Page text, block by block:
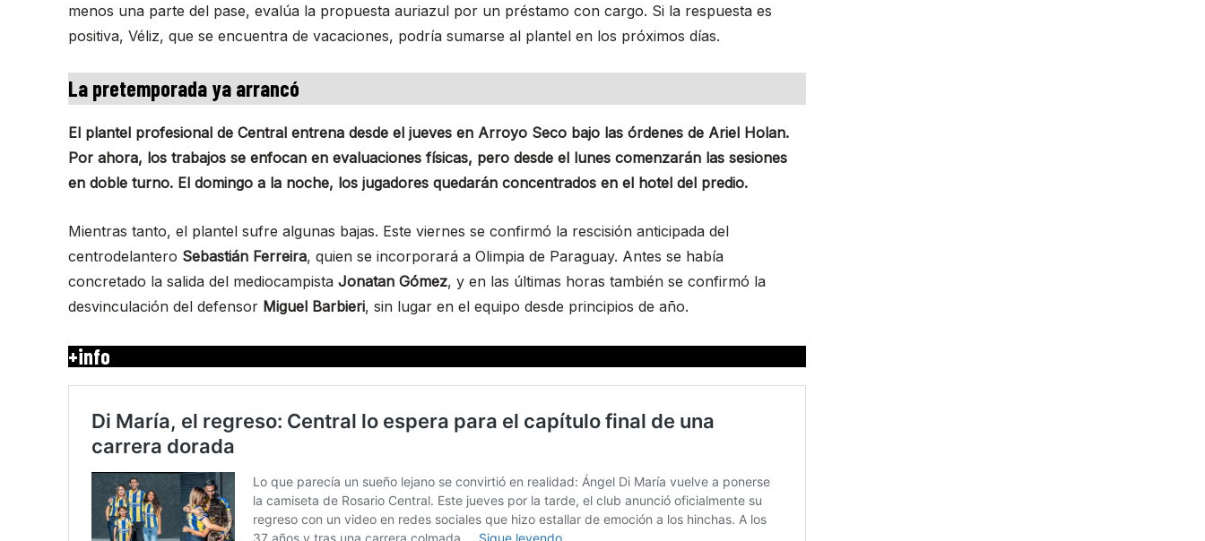
menos una parte del pase, evalúa la propuesta auriazul por un préstamo con cargo. Si la respuesta es
positiva, Véliz, que se encuentra de vacaciones, podría sumarse al plantel en los próximos días.
La pretemporada ya arrancó
El plantel profesional de Central entrena desde el jueves en Arroyo Seco bajo las órdenes de Ariel Holan.
Por ahora, los trabajos se enfocan en evaluaciones físicas, pero desde el lunes comenzarán las sesiones
en doble turno. El domingo a la noche, los jugadores quedarán concentrados en el hotel del predio.
Mientras tanto, el plantel sufre algunas bajas. Este viernes se confirmó la rescisión anticipada del
centrodelantero Sebastián Ferreira, quien se incorporará a Olimpia de Paraguay. Antes se había
concretado la salida del mediocampista Jonatan Gómez, y en las últimas horas también se confirmó la
desvinculación del defensor Miguel Barbieri, sin lugar en el equipo desde principios de año.
+info